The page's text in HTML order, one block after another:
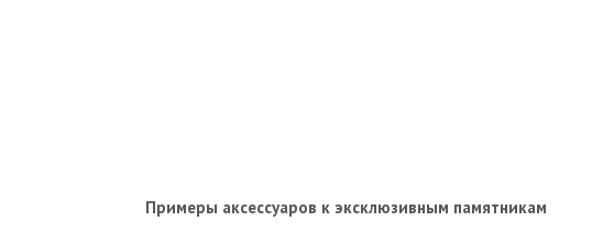
Примеры аксессуаров к эксклюзивным памятникам